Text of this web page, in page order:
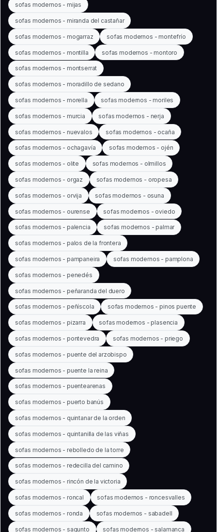
sofas modernos - mijas
sofas modernos - miranda del castañar
sofas modernos - mogarraz sofas modernos - montefrío
sofas modernos - montilla sofas modernos - montoro
sofas modernos - montserrat
sofas modernos - moradillo de sedano
sofas modernos - morella sofas modernos - moriles
sofas modernos - murcia sofas modernos - nerja
sofas modernos - nuevalos sofas modernos - ocaña
sofas modernos - ochagavía sofas modernos - ojén
sofas modernos - olite sofas modernos - olmillos
sofas modernos - orgaz sofas modernos - oropesa
sofas modernos - orvija sofas modernos - osuna
sofas modernos - ourense sofas modernos - oviedo
sofas modernos - palencia sofas modernos - palmar
sofas modernos - palos de la frontera
sofas modernos - pampaneira sofas modernos - pamplona
sofas modernos - penedés
sofas modernos - peñaranda del duero
sofas modernos - peñíscola sofas modernos - pinos puente
sofas modernos - pizarra sofas modernos - plasencia
sofas modernos - pontevedra sofas modernos - priego
sofas modernos - puente del arzobispo
sofas modernos - puente la reina
sofas modernos - puentearenas
sofas modernos - puerto banús
sofas modernos - quintanar de la orden
sofas modernos - quintanilla de las viñas
sofas modernos - rebolledo de la torre
sofas modernos - redecilla del camino
sofas modernos - rincón de la victoria
sofas modernos - roncal sofas modernos - roncesvalles
sofas modernos - ronda sofas modernos - sabadell
sofas modernos - sagunto sofas modernos - salamanca